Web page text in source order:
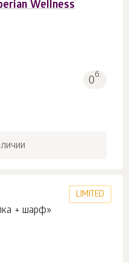
Wellness
0б.
LIMITED